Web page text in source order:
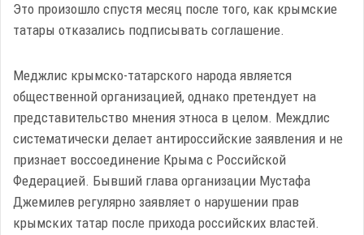
Это произошло спустя месяц после того, как крымские
татары отказались подписывать соглашение.
Меджлис крымско-татарского народа является
общественной организацией, однако претендует на
представительство мнения этноса в целом. Междлис
систематически делает антироссийские заявления и не
признает воссоединение Крыма с Российской
Федерацией. Бывший глава организации Мустафа
Джемилев регулярно заявляет о нарушении прав
крымских татар после прихода российских властей.